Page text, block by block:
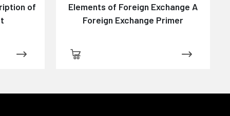
of
Elements of Foreign Exchange A
Foreign Exchange Primer